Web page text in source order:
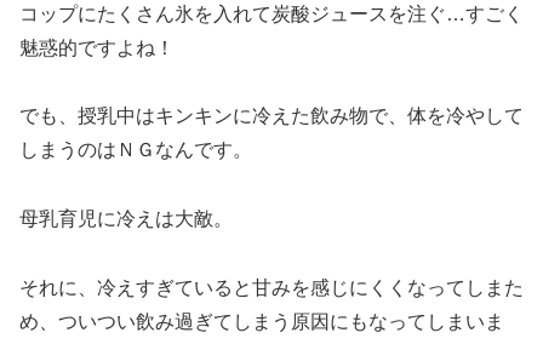
コップにたくさん氷を入れて炭酸ジュースを注ぐ…すごく
魅惑的ですよね！
でも、授乳中はキンキンに冷えた飲み物で、体を冷やして
しまうのはＮＧなんです。
母乳育児に冷えは大敵。
それに、冷えすぎていると甘みを感じにくくなってしまた
め、ついつい飲み過ぎてしまう原因にもなってしまいま